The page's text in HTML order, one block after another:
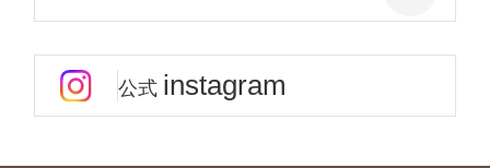
公式 instagram